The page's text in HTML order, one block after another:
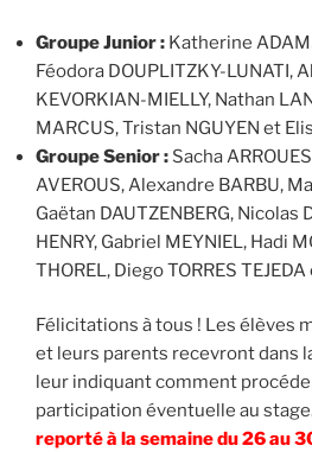
Groupe Junior : Katherine
Féodora DOUPLITZKY-LUNATI,
KEVORKIAN-MIELLY, Nathan
MARCUS, Tristan NGUYEN et
Groupe Senior : Sacha
AVEROUS, Alexandre BARBU,
Gaëtan DAUTZENBERG, Nicolas
HENRY, Gabriel MEYNIEL, Hadi
THOREL, Diego TORRES
Félicitations à tous ! Les élèves
et leurs parents recevront dans
leur indiquant comment
participation éventuelle au
reporté à la semaine du 26 au